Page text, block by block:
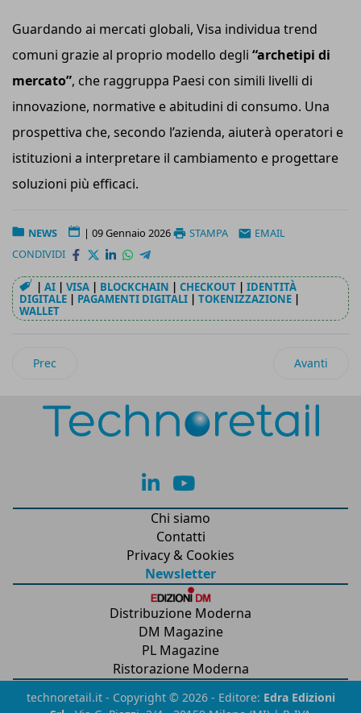
Guardando ai mercati globali, Visa individua trend
comuni grazie al proprio modello degli “archetipi di
mercato”, che raggruppa Paesi con simili livelli di
innovazione, normative e abitudini di consumo. Una
prospettiva che, secondo l’azienda, aiuterà operatori e
istituzioni a interpretare il cambiamento e progettare
soluzioni più efficaci.
NEWS | 09 Gennaio 2026 STAMPA
EMAIL
CONDIVIDI
| AI | VISA | BLOCKCHAIN | CHECKOUT | IDENTITÀ
DIGITALE | PAGAMENTI DIGITALI | TOKENIZZAZIONE |
WALLET
Articolo precedente: Raee: dall’accordo di programma
Prec Articolo
Avanti
lk yt
Chi siamo
Contatti
Privacy & Cookies
Newsletter
Distribuzione Moderna
DM Magazine
PL Magazine
Ristorazione Moderna
technoretail.it - Copyright © 2026 - Editore: Edra Edizioni